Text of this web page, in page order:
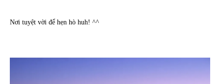
Nơi tuyệt vời để hẹn hò huh! ^^